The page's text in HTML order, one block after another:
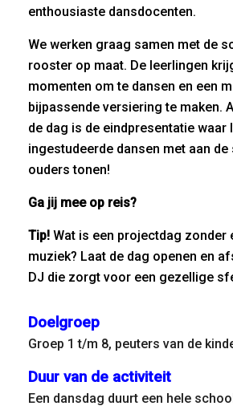
enthousiaste dansdocenten.
We werken graag samen met de
rooster op maat. De leerlingen
momenten om te dansen en een
bijpassende versiering te maken.
de dag is de eindpresentatie waar
ingestudeerde dansen met aan de
ouders tonen!
Ga jij mee op reis?
Tip! Wat is een projectdag zonder
muziek? Laat de dag openen en
DJ die zorgt voor een gezellige
Doelgroep
Groep 1 t/m 8, peuters van de
Duur van de activiteit
Een dansdag duurt een hele